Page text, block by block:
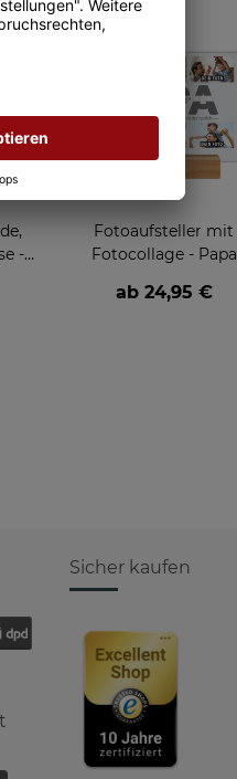
-
Fotoaufsteller mit
Fotocollage - Papa
ab 24,95 €
Sicher kaufen